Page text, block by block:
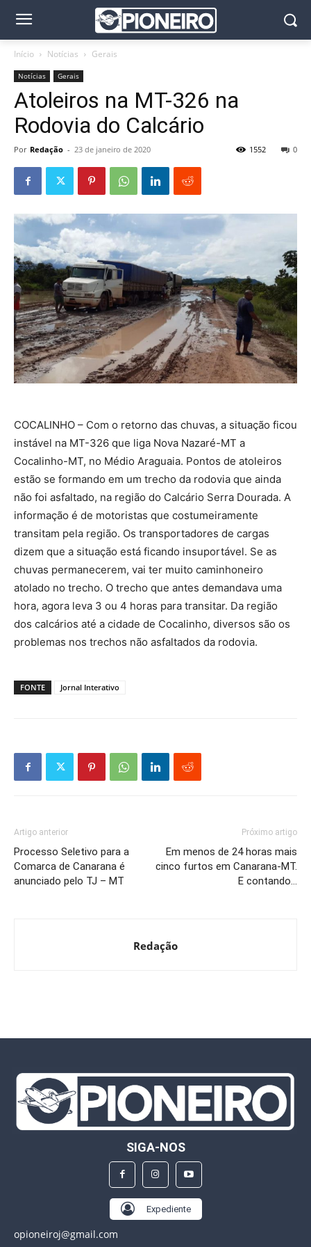
Início Notícias Gerais
Notícias Gerais
Atoleiros na MT-326 na
Rodovia do Calcário
Por Redação - 23 de janeiro de 2020 0
1552
COCALINHO – Com o retorno das chuvas, a situação ficou
instável na MT-326 que liga Nova Nazaré-MT a
Cocalinho-MT, no Médio Araguaia. Pontos de atoleiros
estão se formando em um trecho da rodovia que ainda
não foi asfaltado, na região do Calcário Serra Dourada. A
informação é de motoristas que costumeiramente
transitam pela região. Os transportadores de cargas
dizem que a situação está ficando insuportável. Se as
chuvas permanecerem, vai ter muito caminhoneiro
atolado no trecho. O trecho que antes demandava uma
hora, agora leva 3 ou 4 horas para transitar. Da região
dos calcários até a cidade de Cocalinho, diversos são os
problemas nos trechos não asfaltados da rodovia.
FONTE Jornal Interativo
Artigo anterior
Processo Seletivo para a
Comarca de Canarana é
anunciado pelo TJ – MT
Próximo artigo
Em menos de 24 horas mais
cinco furtos em Canarana-MT.
E contando…
Redação
SIGA-NOS
Expediente
opioneiroj@gmail.com